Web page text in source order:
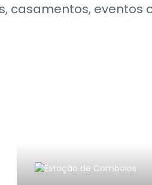
casamentos, eventos